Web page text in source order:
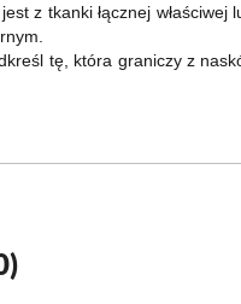
z tkanki łącznej
tę, która graniczy z
)